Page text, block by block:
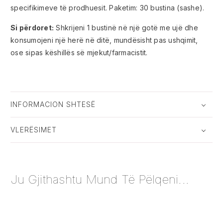
specifikimeve të prodhuesit. Paketim: 30 bustina (sashe).
Si përdoret: Shkrijeni 1 bustinë në një gotë me ujë dhe
konsumojeni një herë në ditë, mundësisht pas ushqimit,
ose sipas këshillës së mjekut/farmacistit.
INFORMACION SHTESË
VLERËSIMET
Ju Gjithashtu Mund Të Pëlqeni...